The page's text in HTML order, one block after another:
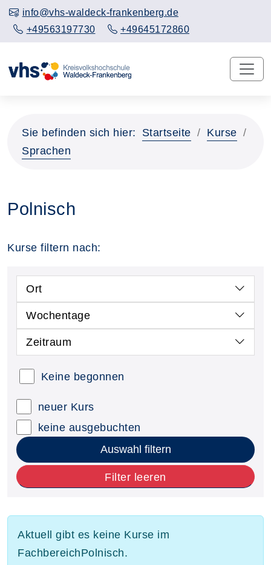
info@vhs-waldeck-frankenberg.de
+49563197730
+49645172860
Sie befinden sich hier: Startseite
Kurse
Sprachen
Polnisch
Kurse filtern nach:
Ort
Wochentage
Zeitraum
Keine begonnen
neuer Kurs
keine ausgebuchten
Auswahl filtern
Filter leeren
Aktuell gibt es keine Kurse im
FachbereichPolnisch.